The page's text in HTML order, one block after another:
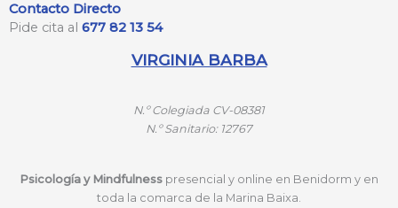
Contacto Directo
Pide cita al 677 82 13 54
VIRGINIA BARBA
N.º Colegiada CV-08381
N.ºSanitario: 12767
Psicología y Mindfulness presencial y online en Benidorm y en
toda la comarca de la Marina Baixa.